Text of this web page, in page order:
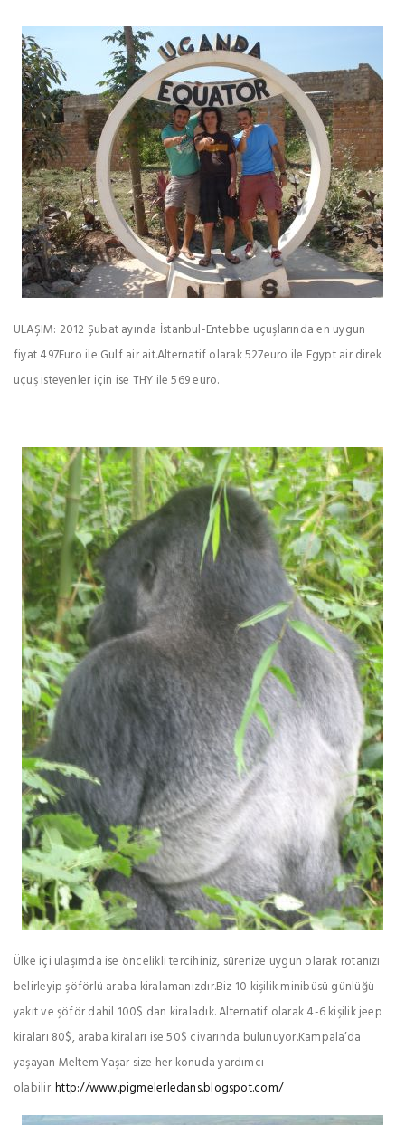
ULAŞIM: 2012 Şubat ayında İstanbul-Entebbe uçuşlarında en uygun
fiyat 497Euro ile Gulf air ait.Alternatif olarak 527euro ile Egypt air direk
uçuş isteyenler için ise THY ile 569 euro.
Ülke içi ulaşımda ise öncelikli tercihiniz, sürenize uygun olarak rotanızı
belirleyip şöförlü araba kiralamanızdır.Biz 10 kişilik minibüsü günlüğü
yakıt ve şöför dahil 100$ dan kiraladık. Alternatif olarak 4-6 kişilik jeep
kiraları 80$, araba kiraları ise 50$ civarında bulunuyor.Kampala’da
yaşayan Meltem Yaşar size her konuda yardımcı
olabilir.http://www.pigmelerledans.blogspot.com/